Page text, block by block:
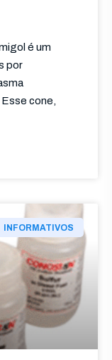
é um
por
cone,
INFORMATIVOS